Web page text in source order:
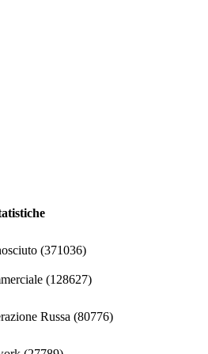
(371036)
(128627)
Russa (80776)